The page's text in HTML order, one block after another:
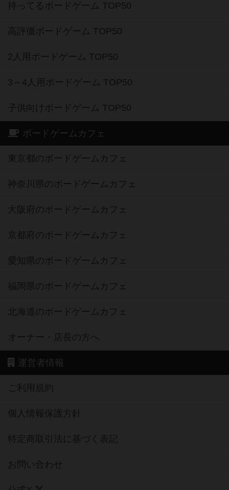
持ってるボードゲーム TOP50
高評価ボードゲーム TOP50
2人用ボードゲーム TOP50
3～4人用ボードゲーム TOP50
子供向けボードゲーム TOP50
ボードゲームカフェ
東京都のボードゲームカフェ
神奈川県のボードゲームカフェ
大阪府のボードゲームカフェ
京都府のボードゲームカフェ
愛知県のボードゲームカフェ
福岡県のボードゲームカフェ
北海道のボードゲームカフェ
オーナー・店長の方へ
運営者情報
ご利用規約
個人情報保護方針
特定商取引法に基づく表記
お問い合わせ